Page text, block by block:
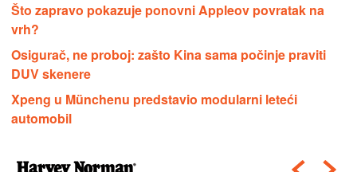
Što zapravo pokazuje ponovni Appleov povratak na
vrh?
Osigurač, ne proboj: zašto Kina sama počinje praviti
DUV skenere
Xpeng u Münchenu predstavio modularni leteći
automobil